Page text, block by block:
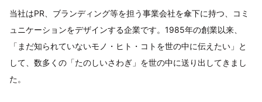
当社はPR、ブランディング等を担う事業会社を傘下に持つ、コミ
ュニケーションをデザインする企業です。1985年の創業以来、
「まだ知られていないモノ・ヒト・コトを世の中に伝えたい」と
して、数多くの「たのしいさわぎ」を世の中に送り出してきまし
た。